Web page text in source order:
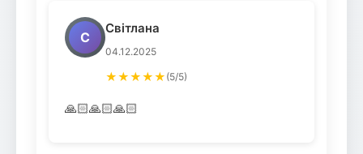
С
Світлана
04.12.2025
★★★★★ (5/5)
🙏🏻🙏🏻🙏🏻